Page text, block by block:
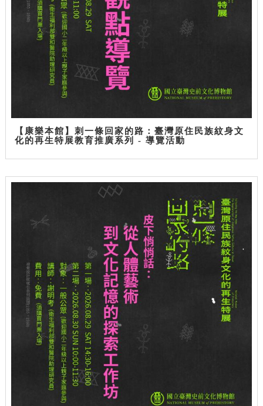
【康樂本館】刺一條回家的路：臺灣原住民族紋身文
化的再生特展教育推廣系列 - 導覽活動